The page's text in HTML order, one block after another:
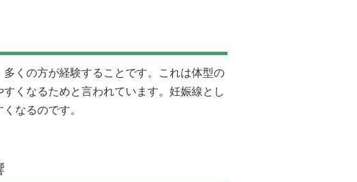
くの方が経験することです。これは体型の
くなるためと言われています。妊娠線とし
なるのです。